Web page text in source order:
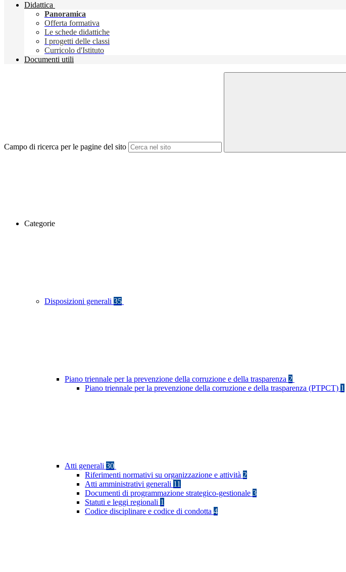
Didattica
Panoramica
Offerta formativa
Le schede didattiche
I progetti delle classi
Curricolo d'Istituto
Documenti utili
Campo di ricerca per le pagine del sito
Categorie
Disposizioni generali 35
Piano triennale per la prevenzione della corruzione e della trasparenza 2
Piano triennale per la prevenzione della corruzione e della trasparenza (PTPCT) 1
Atti generali 30
Riferimenti normativi su organizzazione e attività 2
Atti amministrativi generali 11
Documenti di programmazione strategico-gestionale 3
Statuti e leggi regionali 1
Codice disciplinare e codice di condotta 4